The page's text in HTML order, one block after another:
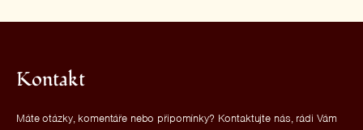
Kontakt
Máte otázky, komentáře nebo připomínky? Kontaktujte nás, rádi Vám